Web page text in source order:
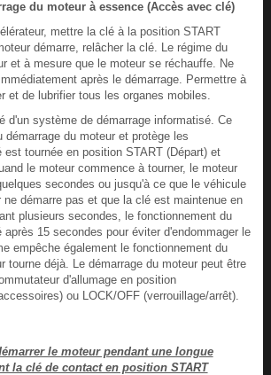
du moteur à essence (Accès avec clé)
mettre la clé à la position START
démarre, relâcher la clé. Le régime du
et à mesure que le moteur se réchauffe. Ne
après le démarrage. Permettre à
et de lubrifier tous les organes mobiles.
d'un système de démarrage informatisé. Ce
du moteur et protège les
tournée en position START (Départ) et
le moteur commence à tourner, le moteur
secondes ou jusqu'à ce que le véhicule
démarre pas et que la clé est maintenue en
plusieurs secondes, le fonctionnement du
après 15 secondes pour éviter d'endommager le
empêche également le fonctionnement du
tourne déjà. Le démarrage du moteur peut être
d'allumage en position
ou LOCK/OFF (verrouillage/arrêt).
le moteur pendant une longue
la clé de contact en position START